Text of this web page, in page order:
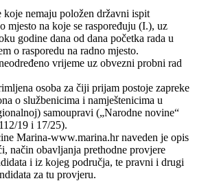
koje nemaju položen državni ispit
mjesto na koje se raspoređuju (I.), uz
godine dana od dana početka rada u
o rasporedu na radno mjesto.
vrijeme uz obvezni probni rad
osoba za čiji prijam postoje zapreke
o službenicima i namještenicima u
samoupravi („Narodne novine“
19 i 17/25).
Marina-www.marina.hr naveden je opis
način obavljanja prethodne provjere
i iz kojeg područja, te pravni i drugi
za tu provjeru.